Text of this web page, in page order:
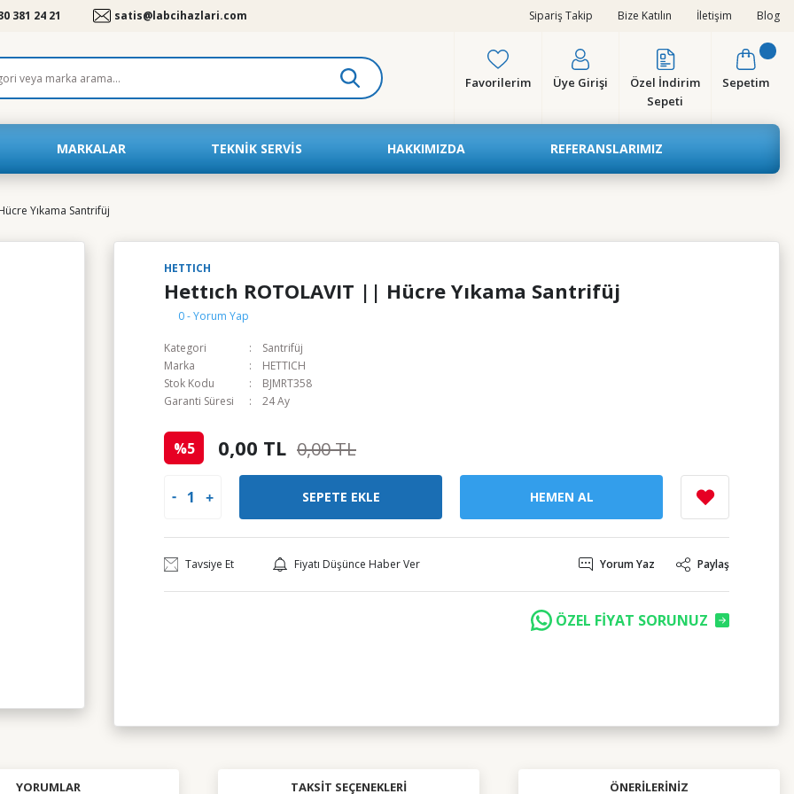
381 24 21 satis@labcihazlari.com Sipariş Takip Bize Katılın İletişim Blog
Favorilerim Üye Girişi
Özel İndirim
Sepeti
Sepetim
MARKALAR TEKNIK SERVIS HAKKIMIZDA REFERANSLARIMIZ
Yıkama Santrifüj
HETTICH
Hettıch ROTOLAVIT || Hücre Yıkama Santrifüj
0 - Yorum Yap
Kategori
Santrifüj
Marka
HETTICH
Stok Kodu
BJMRT358
Garanti Süresi
24 Ay
%5 0,00 TL 0,00 TL
SEPETE EKLE HEMEN AL
Tavsiye Et Fiyatı Düşünce Haber Ver Yorum Yaz Paylaş
ÖZEL FİYAT SORUNUZ
YORUMLAR TAKSIT SEÇENEKLERI ÖNERILERINIZ